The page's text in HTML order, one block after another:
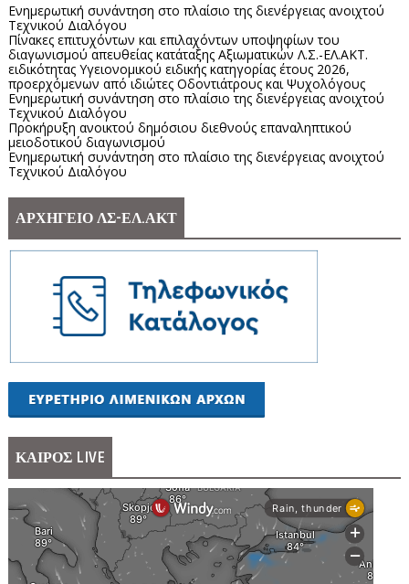
Ενημερωτική συνάντηση στο πλαίσιο της διενέργειας ανοιχτού
Τεχνικού Διαλόγου
Πίνακες επιτυχόντων και επιλαχόντων υποψηφίων του
διαγωνισμού απευθείας κατάταξης Αξιωματικών Λ.Σ.-ΕΛ.ΑΚΤ.
ειδικότητας Υγειονομικού ειδικής κατηγορίας έτους 2026,
προερχόμενων από ιδιώτες Οδοντιάτρους και Ψυχολόγους
Ενημερωτική συνάντηση στο πλαίσιο της διενέργειας ανοιχτού
Τεχνικού Διαλόγου
Προκήρυξη ανοικτού δημόσιου διεθνούς επαναληπτικού
μειοδοτικού διαγωνισμού
Ενημερωτική συνάντηση στο πλαίσιο της διενέργειας ανοιχτού
Τεχνικού Διαλόγου
ΑΡΧΗΓΕΙΟ ΛΣ-ΕΛ.ΑΚΤ
ΚΑΙΡΟΣ LIVE